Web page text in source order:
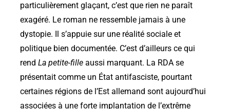
particulièrement glaçant, c’est que rien ne paraît
exagéré. Le roman ne ressemble jamais à une
dystopie. Il s’appuie sur une réalité sociale et
politique bien documentée. C’est d’ailleurs ce qui
rend La petite-fille aussi marquant. La RDA se
présentait comme un État antifasciste, pourtant
certaines régions de l’Est allemand sont aujourd’hui
associées à une forte implantation de l’extrême